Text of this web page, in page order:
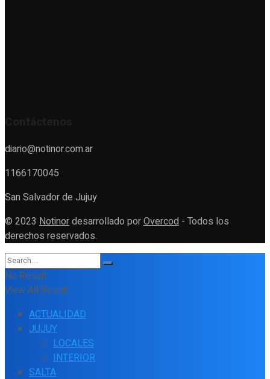
Contáctenos
diario@notinor.com.ar
1166170045
San Salvador de Jujuy
© 2023 Notinordesarrollado porOvercod - Todos los
derechos reservados.
No Result
View All Result
ACTUALIDAD
JUJUY
LOCALES
INTERIOR
SALTA